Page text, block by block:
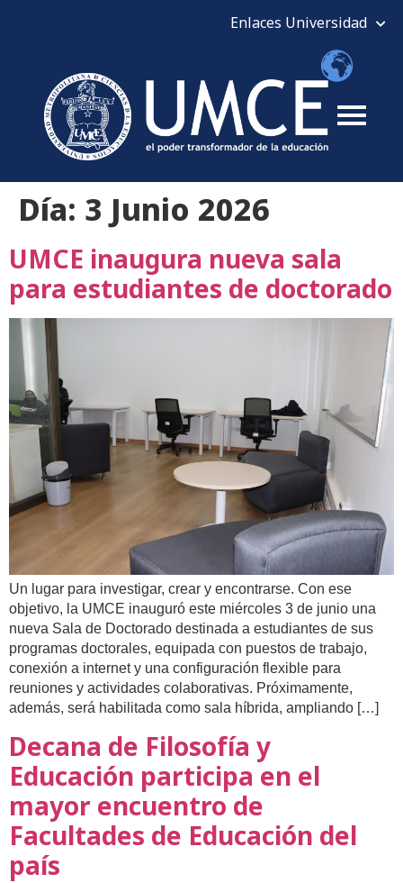
Día: 3 Junio 2026
UMCE inaugura nueva sala
para estudiantes de doctorado
Un lugar para investigar, crear y encontrarse. Con ese
objetivo, la UMCE inauguró este miércoles 3 de junio una
nueva Sala de Doctorado destinada a estudiantes de sus
programas doctorales, equipada con puestos de trabajo,
conexión a internet y una configuración flexible para
reuniones y actividades colaborativas. Próximamente,
además, será habilitada como sala híbrida, ampliando […]
Decana de Filosofía y
Educación participa en el
mayor encuentro de
Facultades de Educación del
país